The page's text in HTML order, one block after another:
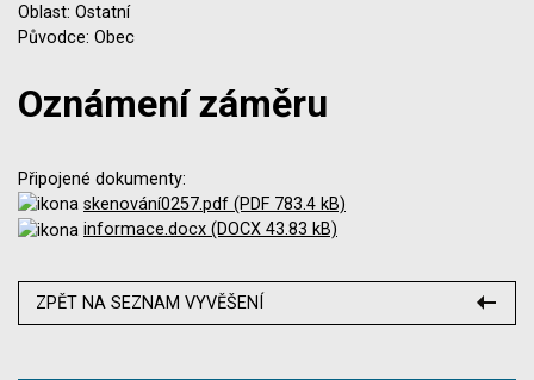
Oblast: Ostatní
Původce: Obec
Oznámení záměru
Připojené dokumenty:
skenování0257.pdf (PDF 783.4 kB)
informace.docx (DOCX 43.83 kB)
ZPĚT NA SEZNAM VYVĚŠENÍ